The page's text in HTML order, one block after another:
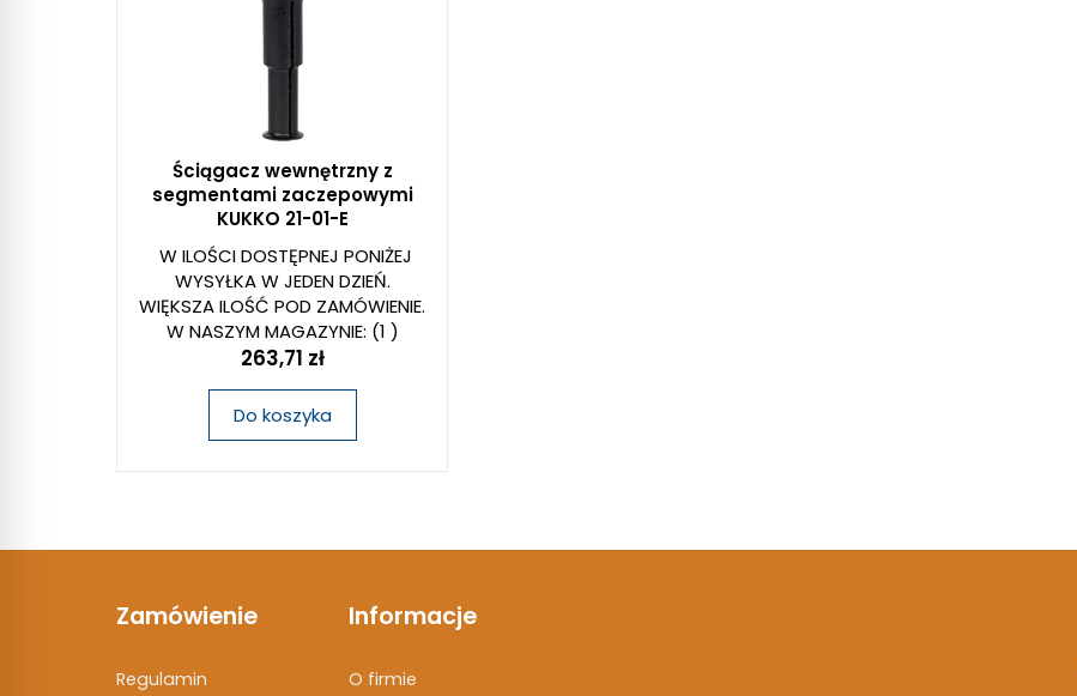
Ściągacz wewnętrzny z
segmentami zaczepowymi
KUKKO 21-01-E
W ILOŚCI DOSTĘPNEJ PONIŻEJ
WYSYŁKA W JEDEN DZIEŃ.
WIĘKSZA ILOŚĆ POD ZAMÓWIENIE.
W NASZYM MAGAZYNIE: (1 )
263,71 zł
Do koszyka
Zamówienie
Regulamin
Informacje
O firmie